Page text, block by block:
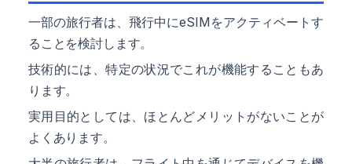
一部の旅行者は、飛行中にeSIMをアクティベートす
ることを検討します。
技術的には、特定の状況でこれが機能することもあ
ります。
実用目的としては、ほとんどメリットがないことが
よくあります。